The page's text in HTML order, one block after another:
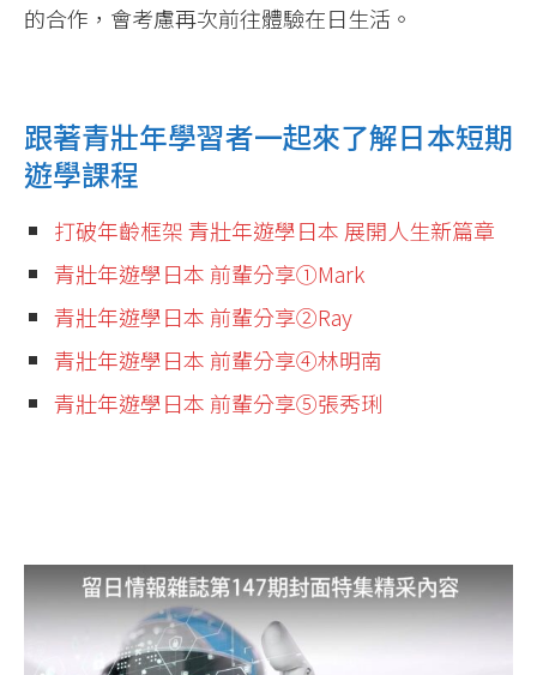
的合作，會考慮再次前往體驗在日生活。
跟著青壯年學習者一起來了解日本短期
遊學課程
打破年齡框架 青壯年遊學日本 展開人生新篇章
青壯年遊學日本 前輩分享①Mark
青壯年遊學日本 前輩分享②Ray
青壯年遊學日本 前輩分享④林明南
青壯年遊學日本 前輩分享⑤張秀琍